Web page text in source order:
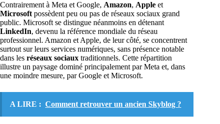
Contrairement à Meta et Google, Amazon, Apple et
Microsoftpossèdent peu ou pas de réseaux sociaux grand
public. Microsoft se distingue néanmoins en détenant
LinkedIn, devenu la référence mondiale du réseau
professionnel. Amazon et Apple, de leur côté, se concentrent
surtout sur leurs services numériques, sans présence notable
dans les réseaux sociaux traditionnels. Cette répartition
illustre un paysage dominé principalement par Meta et, dans
une moindre mesure, par Google et Microsoft.
A LIRE : Comment retrouver un ancien Skyblog ?